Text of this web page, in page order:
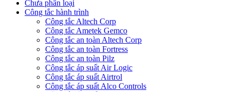
Chưa phân loại
Công tắc hành trình
Công tắc Altech Corp
Công tắc Ametek Gemco
Công tắc an toàn Altech Corp
Công tắc an toàn Fortress
Công tắc an toàn Pilz
Công tắc áp suất Air Logic
Công tắc áp suất Airtrol
Công tắc áp suất Alco Controls